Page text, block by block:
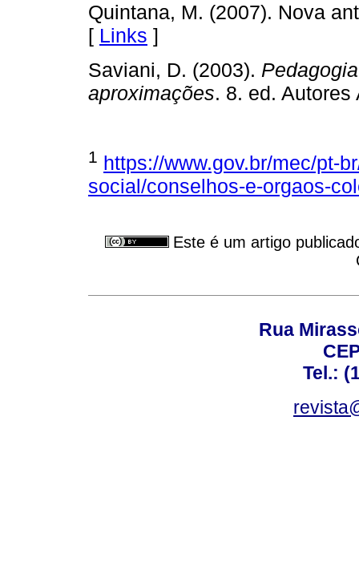
Quintana, M. (2007). Nova
[ Links ]
Saviani, D. (2003).
aproximações. 8. ed.
1 https://www.gov.br/mec/pt-
social/conselhos-e-orgaos-
Este é um artigo
Rua
Tel.: